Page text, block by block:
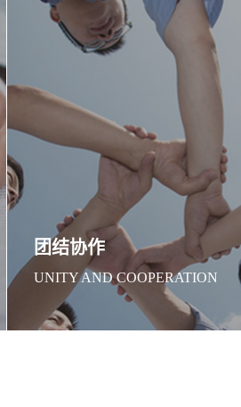
团结协作
UNITY AND COOPERATION